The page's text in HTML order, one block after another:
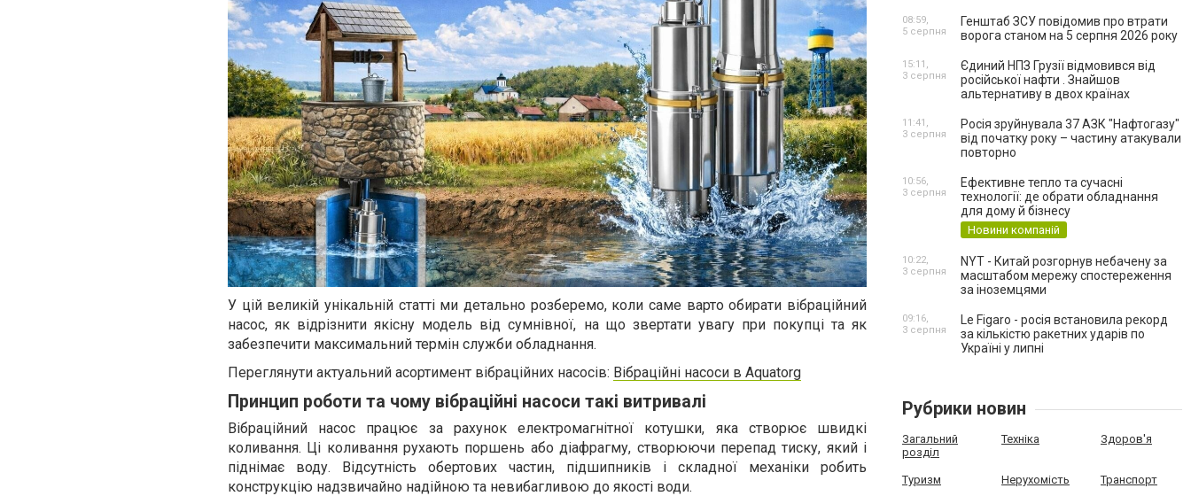
У цій великій унікальній статті ми детально розберемо, коли саме варто обирати вібраційний
насос, як відрізнити якісну модель від сумнівної, на що звертати увагу при покупці та як
забезпечити максимальний термін служби обладнання.
Переглянути актуальний асортимент вібраційних насосів: Вібраційні насоси в Aquatorg
Принцип роботи та чому вібраційні насоси такі витривалі
Вібраційний насос працює за рахунок електромагнітної котушки, яка створює швидкі
коливання. Ці коливання рухають поршень або діафрагму, створюючи перепад тиску, який і
піднімає воду. Відсутність обертових частин, підшипників і складної механіки робить
конструкцію надзвичайно надійною та невибагливою до якості води.
Генштаб ЗСУ повідомив про втрати
ворога станом на 5 серпня 2026 року
08:59,
5 серпня
Єдиний НПЗ Грузії відмовився від
російської нафти . Знайшов
альтернативу в двох країнах
15:11,
3 серпня
Росія зруйнувала 37 АЗК "Нафтогазу"
від початку року – частину атакували
повторно
11:41,
3 серпня
Ефективне тепло та сучасні
технології: де обрати обладнання
для дому й бізнесу
Новини компаній
10:56,
3 серпня
NYT - Китай розгорнув небачену за
масштабом мережу спостереження
за іноземцями
10:22,
3 серпня
Le Figaro - росія встановила рекорд
за кількістю ракетних ударів по
Україні у липні
09:16,
3 серпня
Рубрики новин
Загальний
розділ
Техніка Здоров'я
Туризм Нерухомість Транспорт